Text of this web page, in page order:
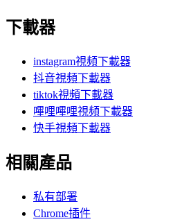
下載器
instagram視頻下載器
抖音視頻下載器
tiktok視頻下載器
嗶哩嗶哩視頻下載器
快手視頻下載器
相關產品
私有部署
Chrome插件